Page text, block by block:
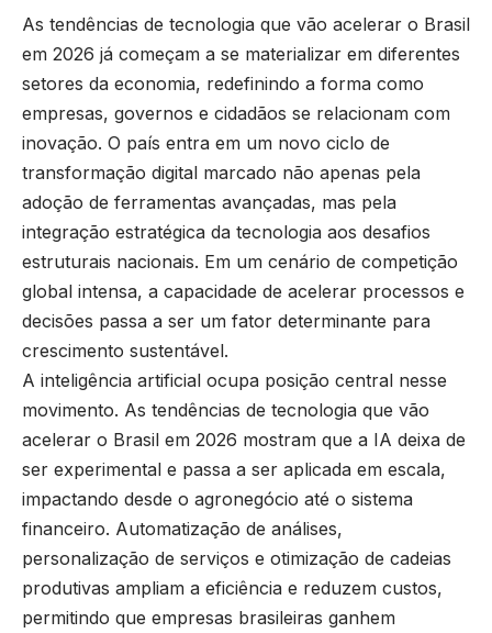
As tendências de tecnologia que vão acelerar o Brasil
em 2026 já começam a se materializar em diferentes
setores da economia, redefinindo a forma como
empresas, governos e cidadãos se relacionam com
inovação. O país entra em um novo ciclo de
transformação digital marcado não apenas pela
adoção de ferramentas avançadas, mas pela
integração estratégica da tecnologia aos desafios
estruturais nacionais. Em um cenário de competição
global intensa, a capacidade de acelerar processos e
decisões passa a ser um fator determinante para
crescimento sustentável.
A inteligência artificial ocupa posição central nesse
movimento. As tendências de tecnologia que vão
acelerar o Brasil em 2026 mostram que a IA deixa de
ser experimental e passa a ser aplicada em escala,
impactando desde o agronegócio até o sistema
financeiro. Automatização de análises,
personalização de serviços e otimização de cadeias
produtivas ampliam a eficiência e reduzem custos,
permitindo que empresas brasileiras ganhem